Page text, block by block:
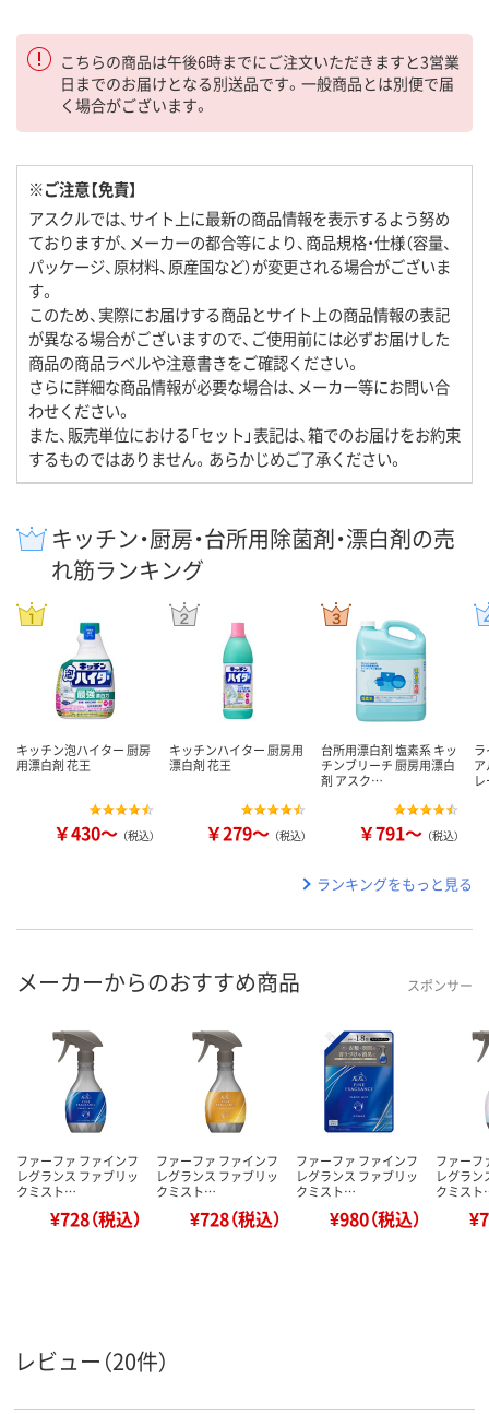
こちらの商品は午後6時までにご注文いただきますと3営業
日までのお届けとなる別送品です。一般商品とは別便で届
く場合がございます。
※ご注意【免責】
アスクルでは、サイト上に最新の商品情報を表示するよう努め
ておりますが、メーカーの都合等により、商品規格・仕様（容量、
パッケージ、原材料、原産国など）が変更される場合がございま
す。
このため、実際にお届けする商品とサイト上の商品情報の表記
が異なる場合がございますので、ご使用前には必ずお届けした
商品の商品ラベルや注意書きをご確認ください。
さらに詳細な商品情報が必要な場合は、メーカー等にお問い合
わせください。
また、販売単位における「セット」表記は、箱でのお届けをお約束
するものではありません。あらかじめご了承ください。
キッチン・厨房・台所用除菌剤・漂白剤の売
れ筋ランキング
キッチン泡ハイター 厨房
用漂白剤 花王
￥430～ （税込）
キッチンハイター 厨房用
漂白剤 花王
￥279～ （税込）
台所用漂白剤 塩素系 キッ
チンブリーチ 厨房用漂白
剤 アスク…
￥791～ （税込）
ランキングをもっと見る
メーカーからのおすすめ商品 スポンサー
ファーファ ファインフ
レグランス ファブリッ
クミスト…
¥728（税込）
ファーファ ファインフ
レグランス ファブリッ
クミスト…
¥728（税込）
ファーファ ファインフ
レグランス ファブリッ
クミスト…
¥980（税込）
ファーフ
レグラン
クミス
レビュー（20件）